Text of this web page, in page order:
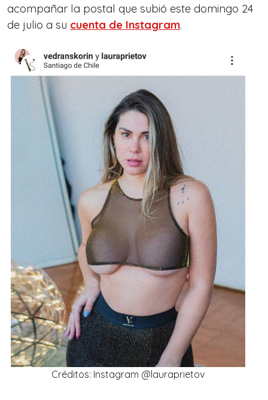
acompañar la postal que subió este domingo 24
de julio a su cuenta de Instagram.
Créditos: Instagram @lauraprietov